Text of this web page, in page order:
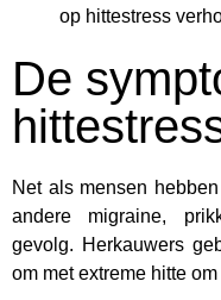
op hittestress
De
Net als mensen
andere migraine,
gevolg. Herkauwers
om met extreme hitte